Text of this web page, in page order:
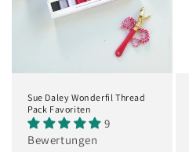
Sue Daley Wonderfil Thread
Pack Favoriten
9
Bewertungen